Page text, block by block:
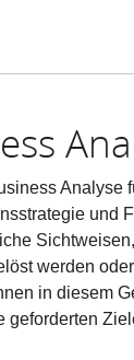
Analyse
und
werden
in diesem
geforderten